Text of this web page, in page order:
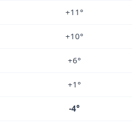
+11°
+10°
+6°
+1°
-4°